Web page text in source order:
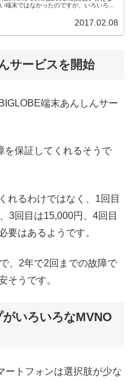
端末ではなかったのですが、いろいろ不
2017.02.08
サービスを開始
端末あんしんサー
を保証してくれるそうで
れるわけではなく、1回目
3回目は15,000円、4回目
要はあるようです。
、2年で2回までの故障で
そうです。
いろいろなMVNO
ートフォンは選択肢が少な